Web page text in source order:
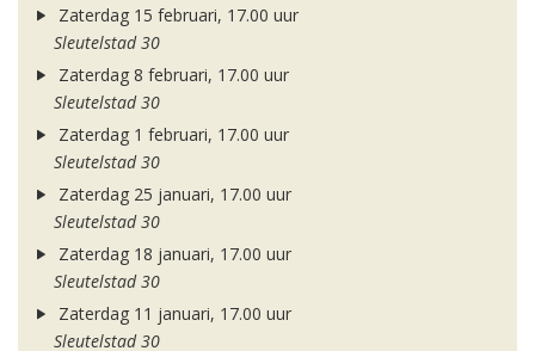
Zaterdag 15 februari, 17.00 uur
Sleutelstad 30
Zaterdag 8 februari, 17.00 uur
Sleutelstad 30
Zaterdag 1 februari, 17.00 uur
Sleutelstad 30
Zaterdag 25 januari, 17.00 uur
Sleutelstad 30
Zaterdag 18 januari, 17.00 uur
Sleutelstad 30
Zaterdag 11 januari, 17.00 uur
Sleutelstad 30